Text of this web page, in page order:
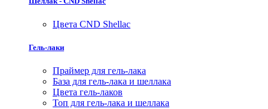
Цвета CND Shellac
Гель-лаки
Праймер для гель-лака
База для гель-лака и шеллака
Цвета гель-лаков
Топ для гель-лака и шеллака